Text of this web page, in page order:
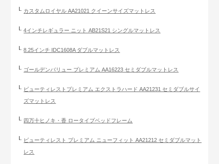
カスタムロイヤル AA21021 クイーンサイズマットレス
4インチレギュラー ニット AB21S21 シングルマットレス
8.25インチ IDC1608A ダブルマットレス
ゴールデンバリュー プレミアム AA16223 セミダブルマットレス
ビューティレストプレミアム エクストラハード AA21231 セミダブルサイ
ズマットレス
四万十ヒノキ・香 ロータイプベッドフレーム
ビューティレスト プレミアム ニューフィット AA21212 セミダブルマット
レス